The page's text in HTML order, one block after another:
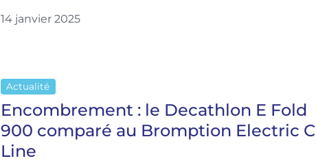
14 janvier 2025
Actualité
Encombrement : le Decathlon E Fold
900 comparé au Bromption Electric C
Line